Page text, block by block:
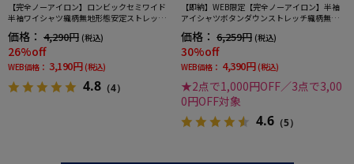
【完全ノーアイロン】ロンビックセミワイド
半袖ワイシャツ織柄無地形態安定ストレッチ
吸汗速乾ワイシャツ春夏
価格： 4,290円 (税込)
26%off
WEB価格： 3,190円 (税込)
4.8 （4）
【即納】WEB限定【完全ノーアイロン】半袖
アイシャツボタンダウンストレッチ織柄無地i-
shirtワイシャツ春夏
価格： 6,259円 (税込)
30%off
WEB価格： 4,390円 (税込)
★2点で1,000円OFF／3点で3,00
0円OFF対象
4.6 （5）